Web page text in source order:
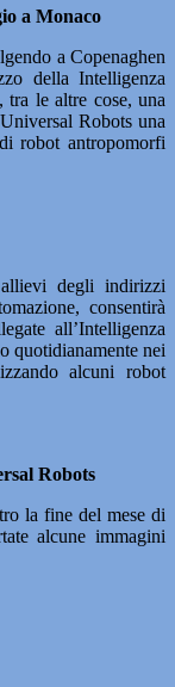
a Monaco
a Copenaghen
della Intelligenza
le altre cose, una
Robots una
robot antropomorfi
degli indirizzi
consentirà
all’Intelligenza
quotidianamente nei
alcuni robot
Robots
la fine del mese di
alcune immagini